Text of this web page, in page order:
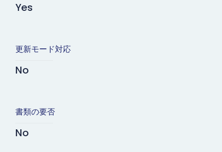
Yes
更新モード対応
No
書類の要否
No